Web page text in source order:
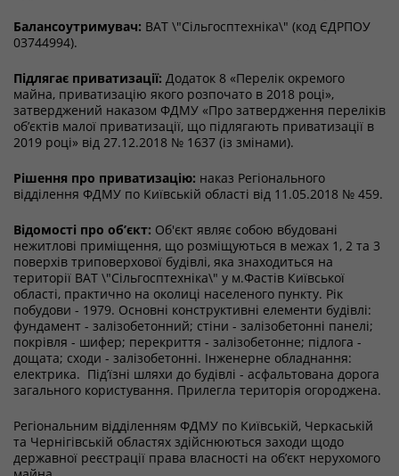
Балансоутримувач: ВАТ \"Сільгосптехніка\" (код ЄДРПОУ
03744994).
Підлягає приватизації: Додаток 8 «Перелік окремого
майна, приватизацію якого розпочато в 2018 році»,
затверджений наказом ФДМУ «Про затвердження переліків
об’єктів малої приватизації, що підлягають приватизації в
2019 році» від 27.12.2018 № 1637 (із змінами).
Рішення про приватизацію: наказ Регіонального
відділення ФДМУ по Київській області від 11.05.2018 № 459.
Відомості про об’єкт: Об'єкт являє собою вбудовані
нежитлові приміщення, що розміщуються в межах 1, 2 та 3
поверхів триповерхової будівлі, яка знаходиться на
території ВАТ \"Сільгосптехніка\" у м.Фастів Київської
області, практично на околиці населеного пункту. Рік
побудови - 1979. Основні конструктивні елементи будівлі:
фундамент - залізобетонний; стіни - залізобетонні панелі;
покрівля - шифер; перекриття - залізобетонне; підлога -
дощата; сходи - залізобетонні. Інженерне обладнання:
електрика. Під’їзні шляхи до будівлі - асфальтована дорога
загального користування. Прилегла територія огороджена.
Регіональним відділенням ФДМУ по Київській, Черкаській
та Чернігівській областях здійснюються заходи щодо
державної реєстрації права власності на об’єкт нерухомого